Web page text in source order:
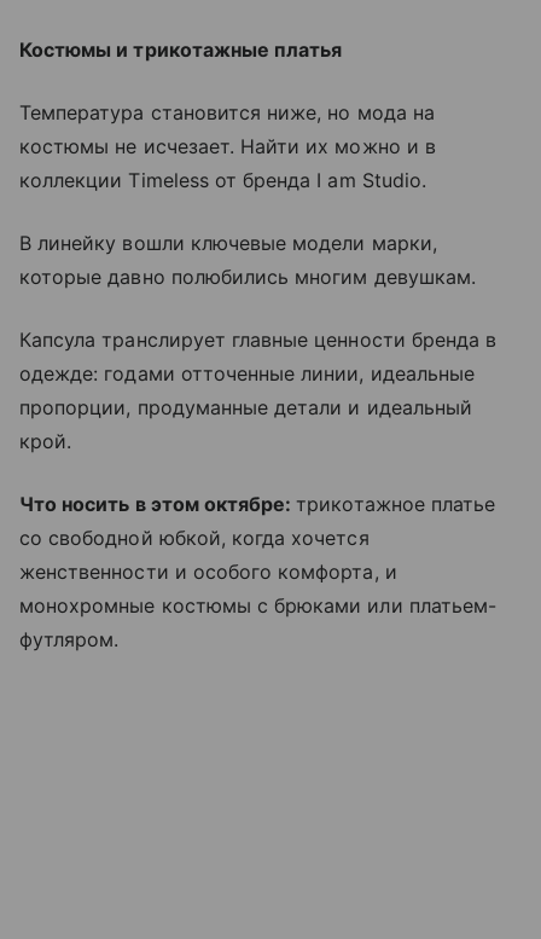
Костюмы и трикотажные платья
Температура становится ниже, но мода на
костюмы не исчезает. Найти их можно и в
коллекции Timeless от бренда I am Studio.
В линейку вошли ключевые модели марки,
которые давно полюбились многим девушкам.
Капсула транслирует главные ценности бренда в
одежде: годами отточенные линии, идеальные
пропорции, продуманные детали и идеальный
крой.
Что носить в этом октябре:трикотажное платье
со свободной юбкой, когда хочется
женственности и особого комфорта, и
монохромные костюмы с брюками или платьем-
футляром.